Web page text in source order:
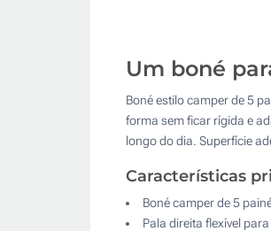
Um boné
Boné estilo camper de 5
forma sem ficar rígida e
longo do dia. Superfície
Características
Boné camper de 5
Pala direita flexível